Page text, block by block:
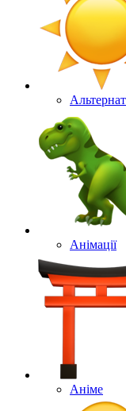
Анімації
Аніме